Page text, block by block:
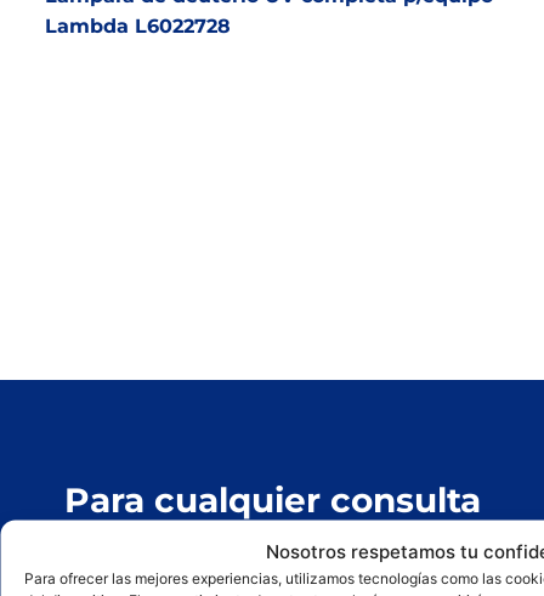
Nosotros respetamos tu
Para ofrecer las mejores experiencias, utilizamos tecnologías como las
Lambda L6022728
Para cualquier consulta
sobre nuestros productos